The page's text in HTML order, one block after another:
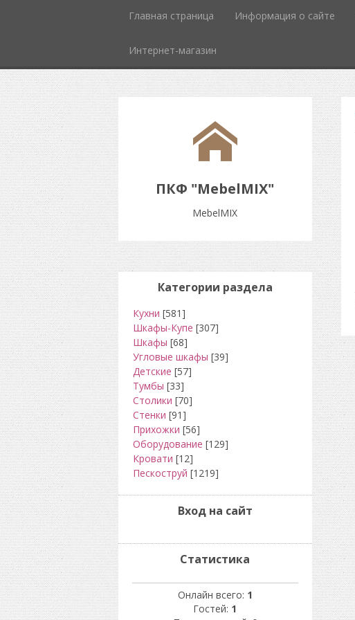
Главная страница Информация о сайте
Интернет-магазин
ПКФ "MebelMIX"
MebelMIX
Категории раздела
Кухни [581]
Шкафы-Купе [307]
Шкафы [68]
Угловые шкафы [39]
Детские [57]
Тумбы [33]
Столики [70]
Стенки [91]
Прихожки [56]
Оборудование [129]
Кровати [12]
Пескоструй [1219]
Вход на сайт
Статистика
Онлайн всего: 1
Гостей: 1